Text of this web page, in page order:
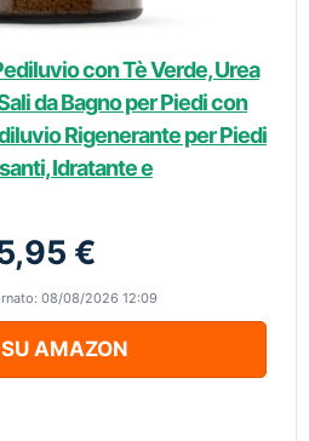
con Tè Verde, Urea
da Bagno per Piedi con
Rigenerante per Piedi
Idratante e
€
08/08/2026 12:09
AMAZON